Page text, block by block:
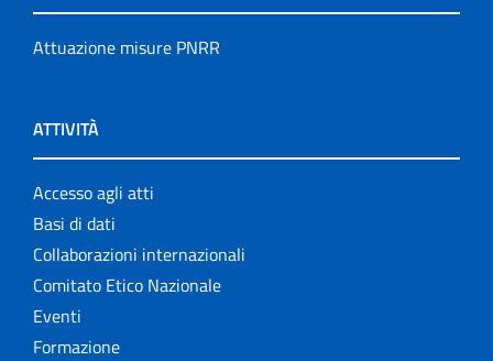
Attuazione misure PNRR
ATTIVITÀ
Accesso agli atti
Basi di dati
Collaborazioni internazionali
Comitato Etico Nazionale
Eventi
Formazione